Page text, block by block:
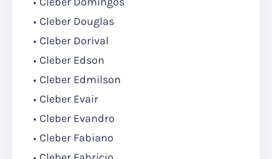
Cleber Douglas
Cleber Dorival
Cleber Edson
Cleber Edmilson
Cleber Evair
Cleber Evandro
Cleber Fabiano